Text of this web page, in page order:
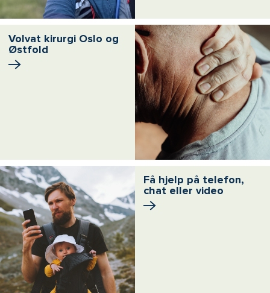
Volvat kirurgi Oslo og
Østfold
Få hjelp på telefon,
chat eller video